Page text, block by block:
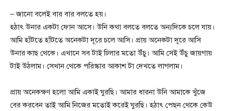
– জানো বলেই বার বার বলতে হয়।
হঠাৎ উনার একটা ফোন আসে। উনি কথা বলতে বলতে অন্যদিকে চলে যায়।
আমি হাঁটতে হাঁটতে অনেকটা দূরে চলে আসি। প্রায় অনেকটা দূরে আসি
উনার কাছ থেকে। এখানে সব টাই ঢিলার মতো উঁচু। আমি সেই উঁচু জায়গায়
টাই উঠলাম। সেখান থেকে পরিস্কার আকাশ টা দেখতে লাগলাম।
প্রায় অনেকক্ষণ হলো আমি একাই ঘুরছি। আমার ধারনা উনি আমাকে খুঁজে
বের করবেন তাই আমি নিজের মতোই করেই ঘুরছি। হঠাৎ পেছন থেকে কেউ